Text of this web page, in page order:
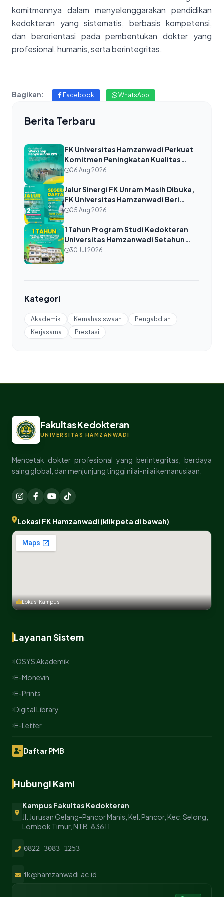
komitmennya dalam menyelenggarakan pendidikan
kedokteran yang sistematis, berbasis kompetensi,
dan berorientasi pada pembentukan dokter yang
profesional, humanis, serta berintegritas.
Bagikan: Facebook WhatsApp
Berita Terbaru
FK Universitas Hamzanwadi Perkuat
Komitmen Peningkatan Kualitas
Akademik melalui Workshop
Ajaran 2026/2027
06 Aug 2026
Jalur Sinergi FK Unram Masih Dibuka,
FK Universitas Hamzanwadi Beri
Kesempatan Kedua Calon Dokter
05 Aug 2026
1 Tahun Program Studi Kedokteran
Universitas Hamzanwadi Setahun
Bertumbuh, Melangkah Bersama
30 Jul 2026
Kategori
Akademik Kemahasiswaan
Pengabdian
Kerjasama
Prestasi
Fakultas Kedokteran
UNIVERSITAS HAMZANWADI
Mencetak dokter profesional yang berintegritas, berdaya
saing global, dan menjunjung tinggi nilai-nilai kemanusiaan.
Lokasi FK Hamzanwadi (klik peta di bawah)
Lokasi Kampus
Layanan Sistem
IOSYS Akademik
E-Monevin
E-Prints
Digital Library
E-Letter
Daftar PMB
Hubungi Kami
Kampus Fakultas Kedokteran
Jl. Jurusan Gelang-Pancor Manis, Kel. Pancor, Kec. Selong,
Lombok Timur, NTB. 83611
0822-3083-1253
fk@hamzanwadi.ac.id